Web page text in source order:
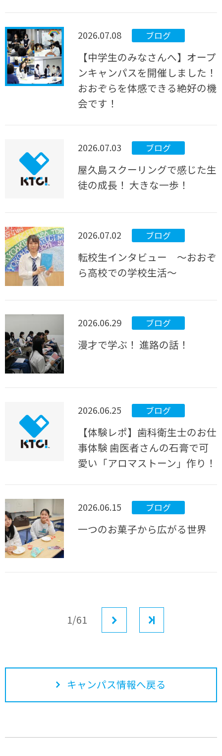
2026.07.08 ブログ
【中学生のみなさんへ】オープ
ンキャンパスを開催しました！
おおぞらを体感できる絶好の機
会です！
2026.07.03 ブログ
屋久島スクーリングで感じた生
徒の成長！ 大きな一歩！
2026.07.02 ブログ
転校生インタビュー ～おおぞ
ら高校での学校生活～
2026.06.29 ブログ
漫才で学ぶ！ 進路の話！
2026.06.25 ブログ
【体験レポ】歯科衛生士のお仕
事体験 歯医者さんの石膏で可
愛い「アロマストーン」作り！
2026.06.15 ブログ
一つのお菓子から広がる世界
1/61
キャンパス情報へ戻る